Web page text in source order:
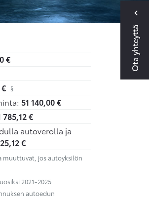
Ota yhteyttä
€
§
51 140,00€
785,12€
autoverolla ja
€
muuttuvat, jos autoyksilön
2021-2025
autoedun